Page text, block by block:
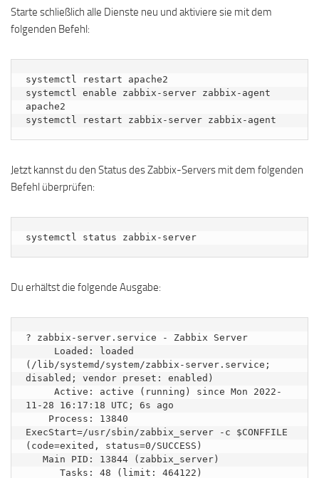
Starte schließlich alle Dienste neu und aktiviere sie mit dem
folgenden Befehl:
systemctl restart apache2
systemctl enable zabbix-server zabbix-agent
apache2
systemctl restart zabbix-server zabbix-agent
Jetzt kannst du den Status des Zabbix-Servers mit dem folgenden
Befehl überprüfen:
systemctl status zabbix-server
Du erhältst die folgende Ausgabe:
? zabbix-server.service - Zabbix Server
(/lib/systemd/system/zabbix-server.service;
disabled; vendor preset: enabled)
11-28 16:17:18 UTC; 6s ago
ExecStart=/usr/sbin/zabbix_server -c $CONFFILE
(code=exited, status=0/SUCCESS)